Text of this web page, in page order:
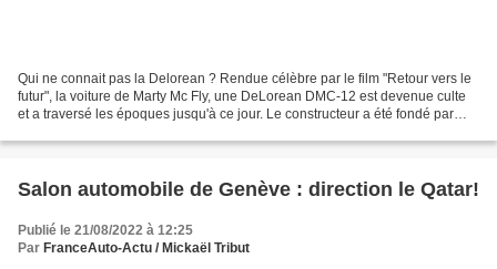
Qui ne connait pas la Delorean ? Rendue célèbre par le film "Retour vers le
futur", la voiture de Marty Mc Fly, une DeLorean DMC-12 est devenue culte
et a traversé les époques jusqu'à ce jour. Le constructeur a été fondé par
Salon automobile de Genève : direction le Qatar!
Publié le 21/08/2022 à 12:25
Par FranceAuto-Actu / Mickaël Tribut